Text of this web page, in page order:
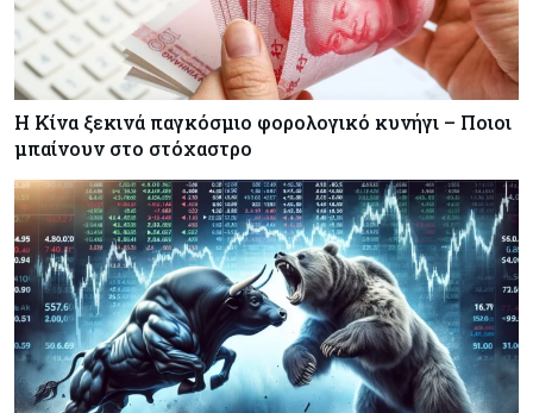
Η Κίνα ξεκινά παγκόσμιο φορολογικό κυνήγι – Ποιοι
μπαίνουν στο στόχαστρο